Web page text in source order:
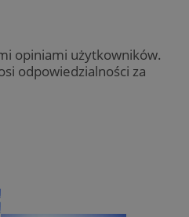
opiniami użytkowników.
odpowiedzialności za